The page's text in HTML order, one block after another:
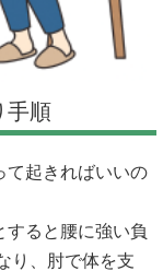
手順
て起きればいいの
すると腰に強い負
り、肘で体を支